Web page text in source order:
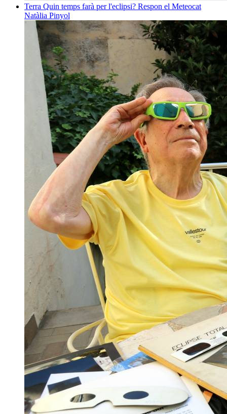
Terra Quin temps farà per l'eclipsi? Respon el Meteocat
Natàlia Pinyol